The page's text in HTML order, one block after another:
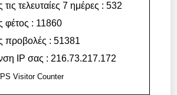
τελευταίες 7 ημέρες : 532
φέτος : 11860
προβολές : 51381
IP σας : 216.73.217.172
Visitor Counter